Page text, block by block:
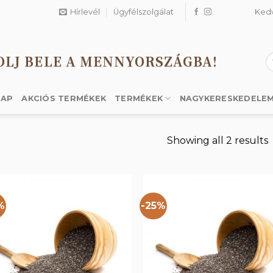
Hírlevél Ügyfélszolgálat
BELE A MENNYORSZÁGBA!
a
AKCIÓS TERMÉKEK TERMÉKEK
Showing all 2 results
Kedvencekhez
-25%